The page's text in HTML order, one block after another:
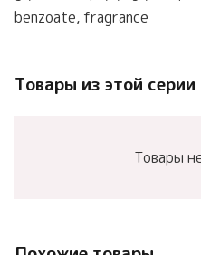
benzoate, fragrance
Товары из этой серии
Товары